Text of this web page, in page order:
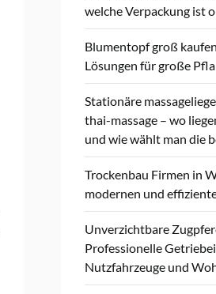
welche Verpackung ist
Blumentopf groß
Lösungen für große
Stationäre
thai-massage – wo
und wie wählt man die
Trockenbau Firmen in
modernen und
Unverzichtbare
Professionelle
Nutzfahrzeuge und